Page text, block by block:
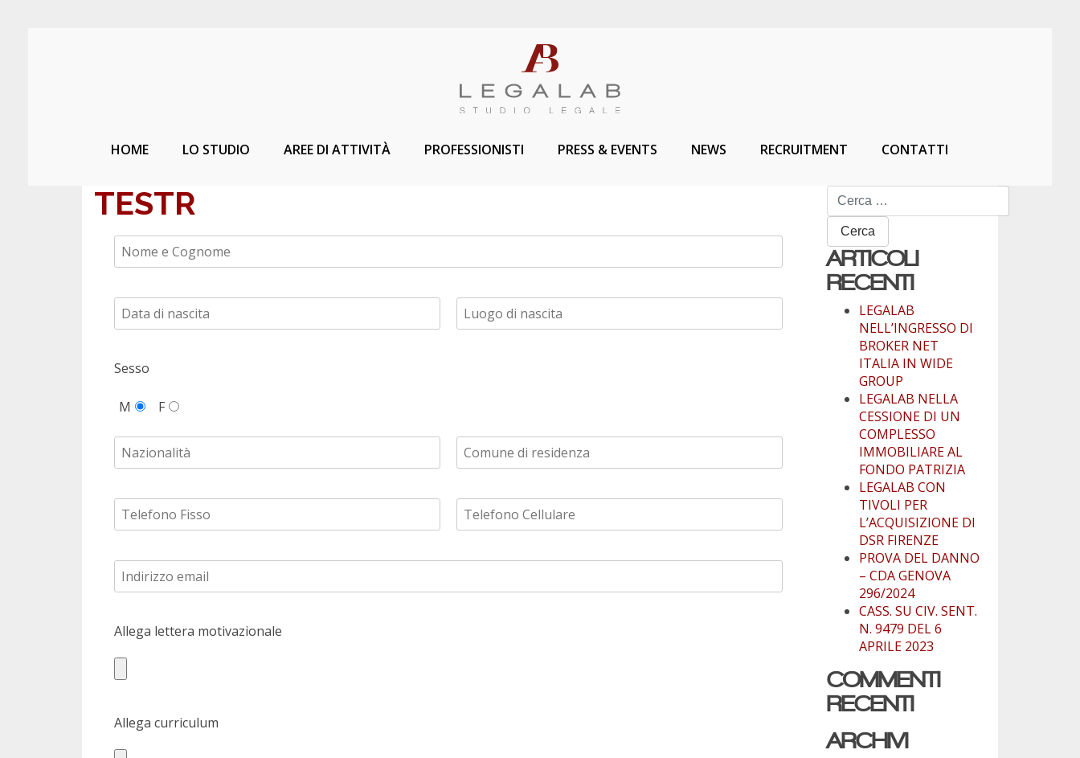
HOME LO STUDIO AREE DI ATTIVITÀ PROFESSIONISTI PRESS & EVENTS NEWS RECRUITMENT CONTATTI
TESTR
Sesso
M F
Allega lettera motivazionale
Allega curriculum
ARTICOLI
RECENTI
LEGALAB
NELL’INGRESSO DI
BROKER NET
ITALIA IN WIDE
GROUP
LEGALAB NELLA
CESSIONE DI UN
COMPLESSO
IMMOBILIARE AL
FONDO PATRIZIA
LEGALAB CON
TIVOLI PER
L’ACQUISIZIONE DI
DSR FIRENZE
PROVA DEL DANNO
– CDA GENOVA
296/2024
CASS. SU CIV. SENT.
N. 9479 DEL 6
APRILE 2023
COMMENTI
RECENTI
ARCHIVI